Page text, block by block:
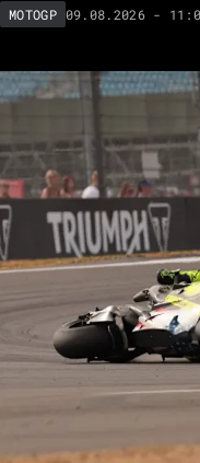
MOTOGP 09.08.2026 -